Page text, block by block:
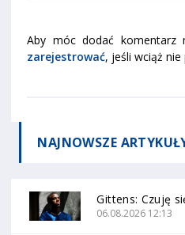
Aby móc dodać komentarz
zarejestrować, jeśli wciąż
NAJNOWSZE
Gittens: Czuję
06.08.2026 12:13